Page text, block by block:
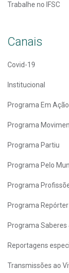
Trabalhe no IFSC
Canais
Covid-19
Institucional
Programa Em Ação
Programa
Programa Partiu
Programa Pelo
Programa
Programa Repórter
Programa Saberes
Reportagens
Transmissões ao